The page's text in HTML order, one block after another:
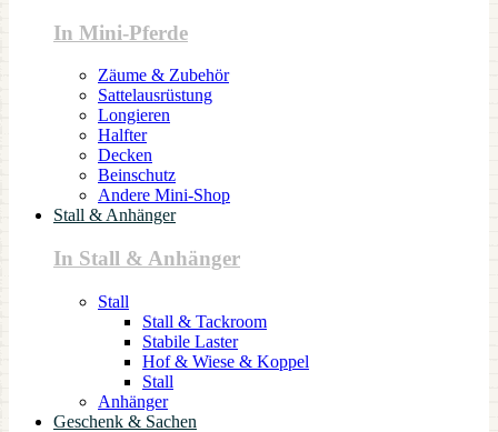
In Mini-Pferde
Zäume & Zubehör
Sattelausrüstung
Longieren
Halfter
Decken
Beinschutz
Andere Mini-Shop
Stall & Anhänger
In Stall & Anhänger
Stall
Stall & Tackroom
Stabile Laster
Hof & Wiese & Koppel
Stall
Anhänger
Geschenk & Sachen